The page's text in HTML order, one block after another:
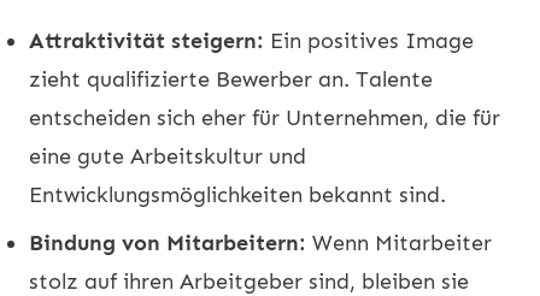
Attraktivität steigern: Ein positives Image
zieht qualifizierte Bewerber an. Talente
entscheiden sich eher für Unternehmen, die für
eine gute Arbeitskultur und
Entwicklungsmöglichkeiten bekannt sind.
Bindung von Mitarbeitern: Wenn Mitarbeiter
stolz auf ihren Arbeitgeber sind, bleiben sie